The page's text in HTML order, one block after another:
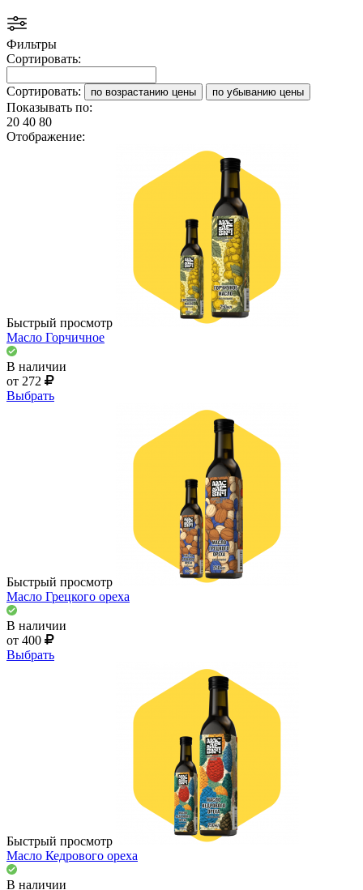
Фильтры
Сортировать:
Сортировать: по возрастанию цены по убыванию цены
Показывать по:
20 40 80
Отображение:
Быстрый просмотр
Масло Горчичное
В наличии
от 272
Выбрать
Быстрый просмотр
Масло Грецкого ореха
В наличии
от 400
Выбрать
Быстрый просмотр
Масло Кедрового ореха
В наличии